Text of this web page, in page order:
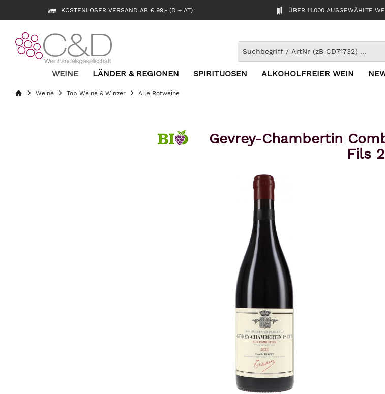
KOSTENLOSER VERSAND AB € 99,- (D + AT) ÜBER 11.000 AUSGEWÄHLTE
WEINE LÄNDER & REGIONEN SPIRITUOSEN ALKOHOLFREIER WEIN
Weine Top Weine & Winzer Alle Rotweine
Gevrey-Chambertin
Fils